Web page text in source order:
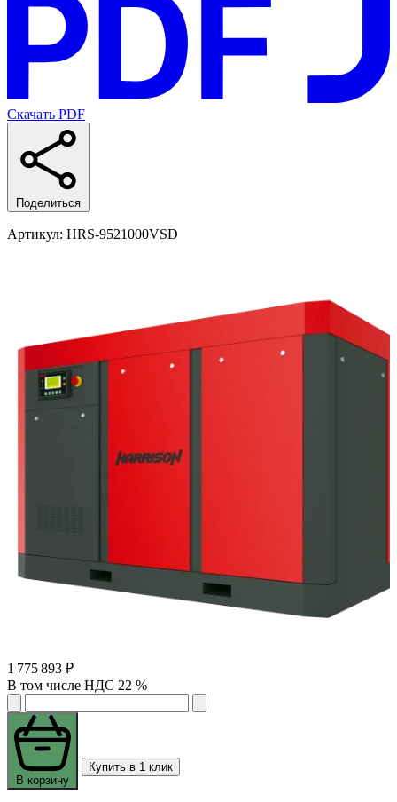
Скачать PDF
Поделиться
Артикул: HRS-9521000VSD
1 775 893 ₽
В том числе НДС 22 %
В корзину
Купить в 1 клик